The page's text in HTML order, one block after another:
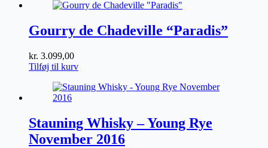
var:
er:
Gourry de Chadeville “Paradis”
kr. 3.099,00
Tilføj til kurv
Stauning Whisky – Young Rye
November 2016